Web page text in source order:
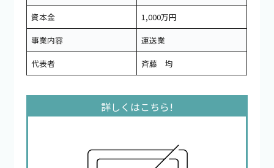
資本金
1,000万円
事業内容
運送業
代表者
斉藤 均